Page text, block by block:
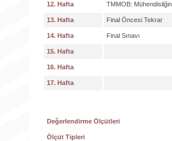
12. Hafta TMMOB:
13. Hafta Final Öncesi Tekrar
14. Hafta Final Sınavı
15. Hafta
16. Hafta
17. Hafta
Değerlendirme Ölçütleri
Ölçüt Tipleri